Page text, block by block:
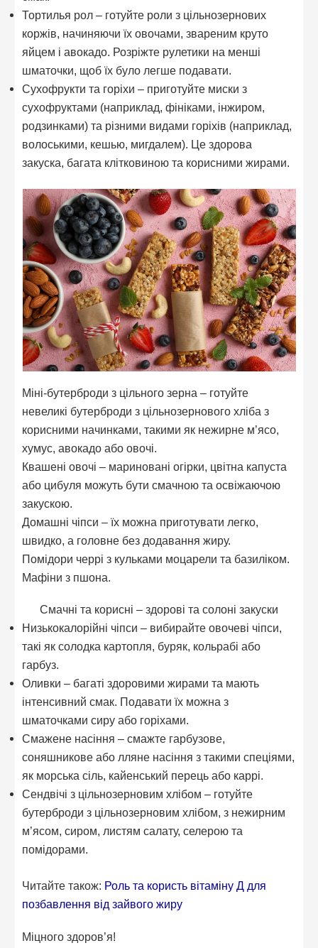
Тортилья рол – готуйте роли з цільнозернових
коржів, начиняючи їх овочами, звареним круто
яйцем і авокадо. Розріжте рулетики на менші
шматочки, щоб їх було легше подавати.
Сухофрукти та горіхи – приготуйте миски з
сухофруктами (наприклад, фініками, інжиром,
родзинками) та різними видами горіхів (наприклад,
волоськими, кешью, мигдалем). Це здорова
закуска, багата клітковиною та корисними жирами.
Міні-бутерброди з цільного зерна – готуйте
невеликі бутерброди з цільнозернового хліба з
корисними начинками, такими як нежирне м’ясо,
хумус, авокадо або овочі.
Квашені овочі – мариновані огірки, цвітна капуста
або цибуля можуть бути смачною та освіжаючою
закускою.
Домашні чіпси – їх можна приготувати легко,
швидко, а головне без додавання жиру.
Помідори черрі з кульками моцарели та базиліком.
Мафіни з пшона.
Смачні та корисні – здорові та солоні закуски
Низькокалорійні чіпси – вибирайте овочеві чіпси,
такі як солодка картопля, буряк, кольрабі або
гарбуз.
Оливки – багаті здоровими жирами та мають
інтенсивний смак. Подавати їх можна з
шматочками сиру або горіхами.
Смажене насіння – смажте гарбузове,
соняшникове або лляне насіння з такими спеціями,
як морська сіль, кайенський перець або каррі.
Сендвічі з цільнозерновим хлібом – готуйте
бутерброди з цільнозерновим хлібом, з нежирним
м’ясом, сиром, листям салату, селерою та
помідорами.
Читайте також: Роль та користь вітаміну Д для
позбавлення від зайвого жиру
Міцного здоров’я!